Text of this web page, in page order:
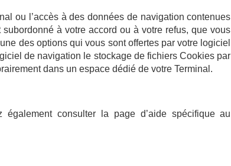
ou l’accès à des données de navigation contenues
à votre accord ou à votre refus, que vous
des options qui vous sont offertes par votre logiciel
de navigation le stockage de fichiers Cookies par
dans un espace dédié de votre Terminal.
également consulter la page d’aide spécifique au